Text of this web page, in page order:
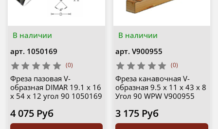
В наличии
арт. 1050169
(0)
Фреза пазовая V-
образная DIMAR 19.1 x 16
x 54 x 12 угол 90 1050169
4 075 Руб
В наличии
арт. V900955
(0)
Фреза канавочная V-
образная 9.5 x 11 x 43 x 8
Угол 90 WPW V900955
3 175 Руб